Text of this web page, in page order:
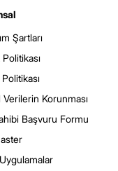
Şartları
Verilerin Korunması
Başvuru Formu